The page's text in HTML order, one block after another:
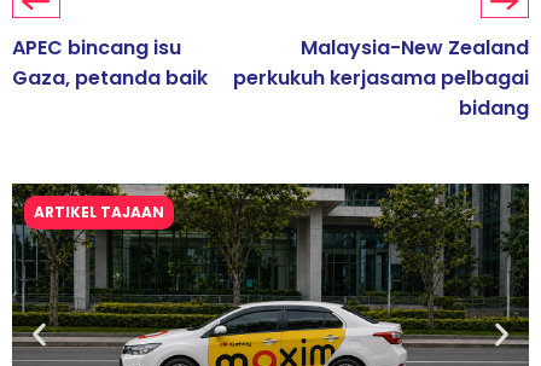
APEC bincang isu
Gaza, petanda baik
Malaysia-New Zealand
perkukuh kerjasama pelbagai
bidang
ARTIKEL TAJAAN